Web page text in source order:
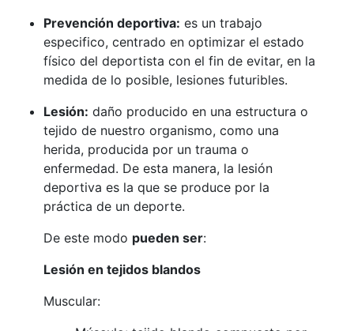
Prevención deportiva: es un trabajo
especifico, centrado en optimizar el estado
físico del deportista con el fin de evitar, en la
medida de lo posible, lesiones futuribles.
Lesión: daño producido en una estructura o
tejido de nuestro organismo, como una
herida, producida por un trauma o
enfermedad. De esta manera, la lesión
deportiva es la que se produce por la
práctica de un deporte.
De este modo pueden ser:
Lesión en tejidos blandos
Muscular: